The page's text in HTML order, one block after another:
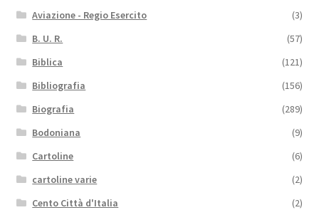
Aviazione - Regio Esercito
(3)
B. U. R.
(57)
Biblica
(121)
Bibliografia
(156)
Biografia
(289)
Bodoniana
(9)
Cartoline
(6)
cartoline varie
(2)
Cento Città d'Italia
(2)